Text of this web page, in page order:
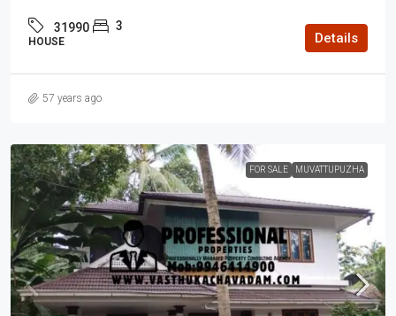
31990 3
HOUSE Details
57 years ago
FOR SALE MUVATTUPUZHA